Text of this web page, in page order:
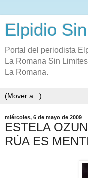
Elpidio
Portal del periodista
La Romana Sin
La Romana.
miércoles, 6 de mayo de 2009
ESTELA
RÚA ES